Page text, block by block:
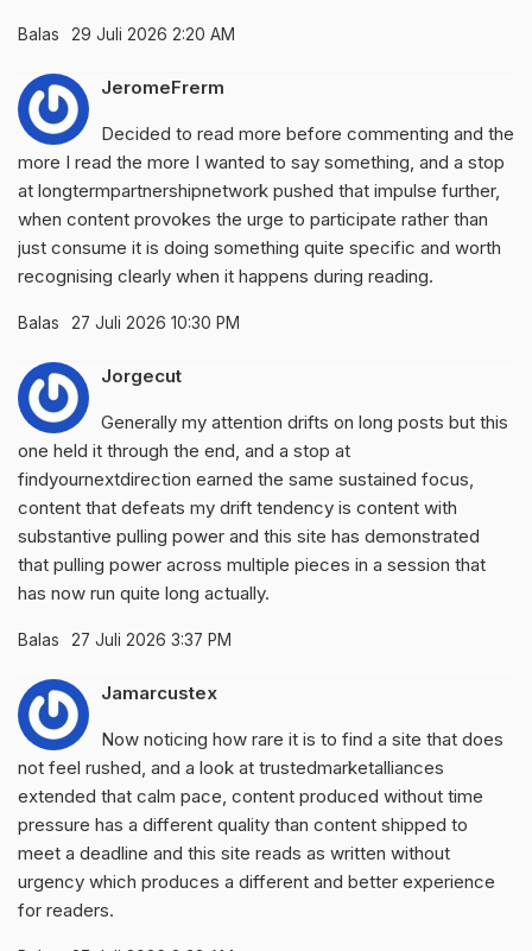
Balas 29 Juli 2026 2:20 AM
JeromeFrerm
Decided to read more before commenting and the
more I read the more I wanted to say something, and a stop
at longtermpartnershipnetwork pushed that impulse further,
when content provokes the urge to participate rather than
just consume it is doing something quite specific and worth
recognising clearly when it happens during reading.
Balas 27 Juli 2026 10:30 PM
Jorgecut
Generally my attention drifts on long posts but this
one held it through the end, and a stop at
findyournextdirection earned the same sustained focus,
content that defeats my drift tendency is content with
substantive pulling power and this site has demonstrated
that pulling power across multiple pieces in a session that
has now run quite long actually.
Balas 27 Juli 2026 3:37 PM
Jamarcustex
Now noticing how rare it is to find a site that does
not feel rushed, and a look at trustedmarketalliances
extended that calm pace, content produced without time
pressure has a different quality than content shipped to
meet a deadline and this site reads as written without
urgency which produces a different and better experience
for readers.